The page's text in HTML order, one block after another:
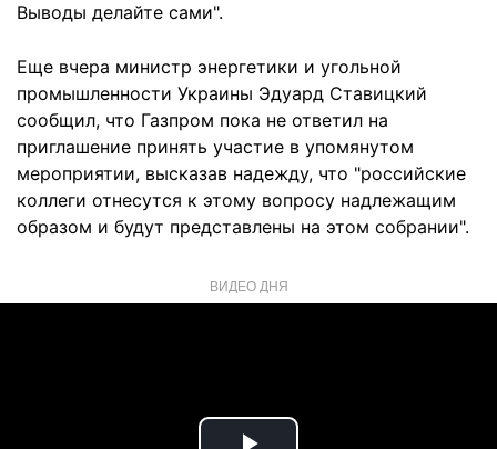
Выводы делайте сами".
Еще вчера министр энергетики и угольной
промышленности Украины Эдуард Ставицкий
сообщил, что Газпром пока не ответил на
приглашение принять участие в упомянутом
мероприятии, высказав надежду, что "российские
коллеги отнесутся к этому вопросу надлежащим
образом и будут представлены на этом собрании".
ВИДЕО ДНЯ